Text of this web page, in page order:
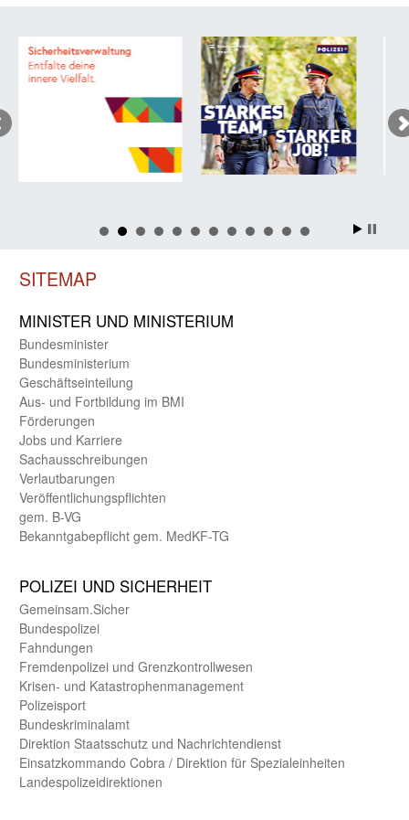
SITEMAP
MINISTER UND MINIST­ERIUM
Bundes­minister
Bundes­ministerium
Geschäfts­einteilung
Aus- und Fortbildung im BMI
Förderungen
Jobs und Karriere
Sachaus­schreibungen
Verlautbarungen
Veröffentlichungspflichten
gem. B-VG
Bekanntgabepflicht gem. MedKF-TG
POLIZEI UND SICHER­HEIT
Gemein­sam.Sicher
Bundes­polizei
Fahndungen
Fremdenpolizei und Grenzkontrollwesen
Krisen- und Katastrophen­management
Polizeisport
Bundes­kriminal­amt
Direktion Staats­schutz und Nach­richten­dienst
Einsatz­kommando Cobra / Direktion für Spezialeinheiten
Landes­polizei­direk­tionen